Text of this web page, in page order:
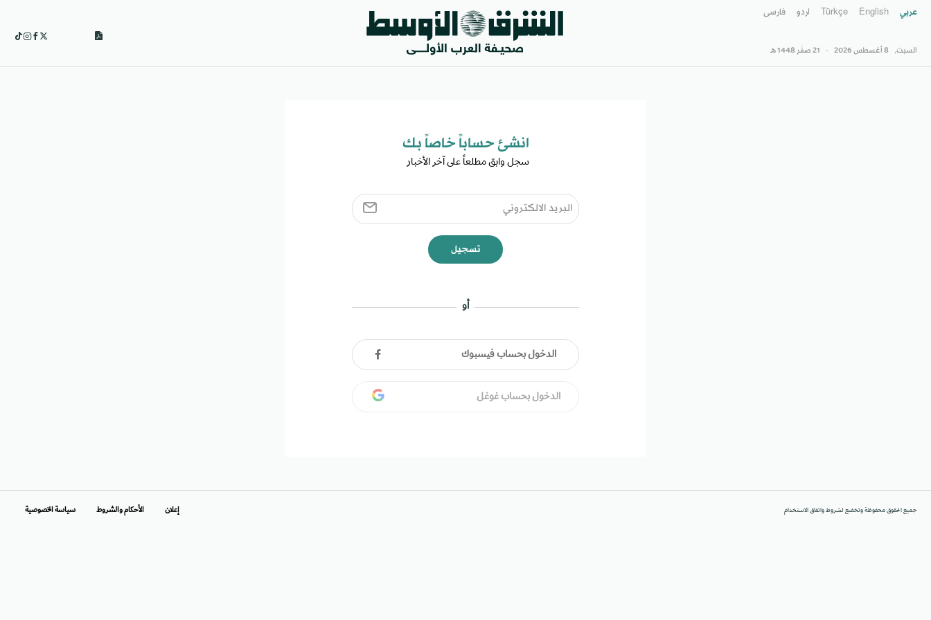
عربي English
Türkçe اردو فارسى
السبت, 8 أغسطس 2026 - 21 صفَر 1448 هـ
انشئ حساباً خاصاً بك​
سجل وابق مطلعاً على آخر الأخبار ​
تسجيل
أو
الدخول بحساب فيسبوك
الدخول بحساب غوغل
جميع الحقوق محفوظة وتخضع لشروط واتفاق الاستخدام إعلان الأحكام والشروط سياسة الخصوصية